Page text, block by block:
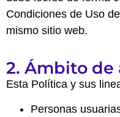
Condiciones de Uso
mismo sitio web.
2. Ámbito de
Esta Política y sus
Personas